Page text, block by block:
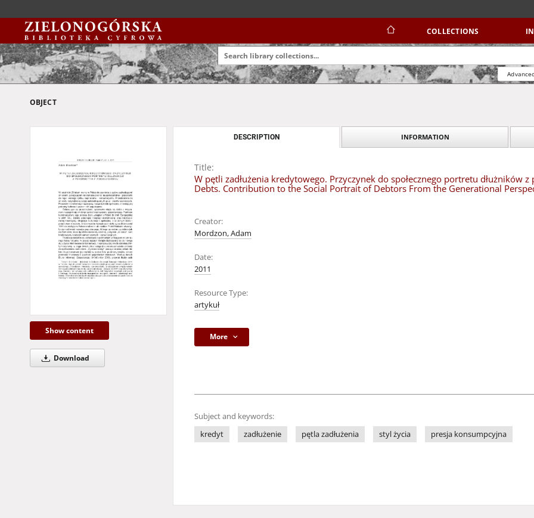
COLLECTIONS
OBJECT
Show content
Download
DESCRIPTION INFORMATION
Title:
W pętli zadłużenia kredytowego. Przyczynek do społecznego portretu
Debts. Contribution to the Social Portrait of Debtors From the Generational
Creator:
Mordzon, Adam
Date:
2011
Resource Type:
artykuł
More
Subject and keywords:
kredyt
zadłużenie pętla zadłużenia styl życia presja konsumpcyjna